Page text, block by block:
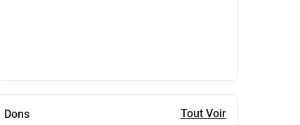
Dons Tout Voir